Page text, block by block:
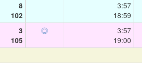
8
102
3:57
18:59
3
105
◎
3:57
19:00